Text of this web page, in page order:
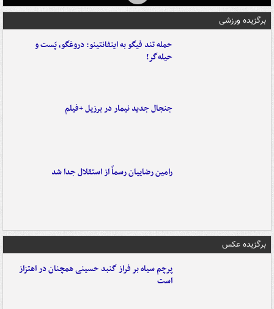
برگزیده ورزشی
حمله تند فیگو به اینفانتینو: دروغگو، پَست‌ و
حیله‌گر!
جنجال جدید نیمار در برزیل +فیلم
رامین رضاییان رسماً از استقلال جدا شد
برگزیده عکس
پرچم سیاه بر فراز گنبد حسینی همچنان در اهتزاز
است